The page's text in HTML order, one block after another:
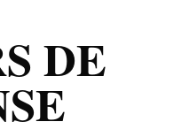
DE